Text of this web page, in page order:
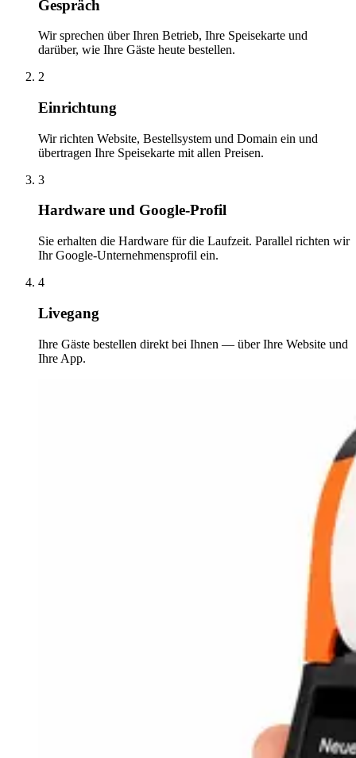
Gespräch
Wir sprechen über Ihren Betrieb, Ihre Speisekarte und
darüber, wie Ihre Gäste heute bestellen.
2
Einrichtung
Wir richten Website, Bestellsystem und Domain ein und
übertragen Ihre Speisekarte mit allen Preisen.
3
Hardware und Google-Profil
Sie erhalten die Hardware für die Laufzeit. Parallel richten wir
Ihr Google-Unternehmensprofil ein.
4
Livegang
Ihre Gäste bestellen direkt bei Ihnen — über Ihre Website und
Ihre App.